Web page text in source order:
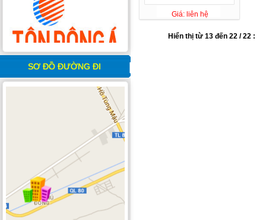
SƠ ĐỒ ĐƯỜNG ĐI
Giá: liên hệ
Hiển thị từ 13 đến 22 / 22 :